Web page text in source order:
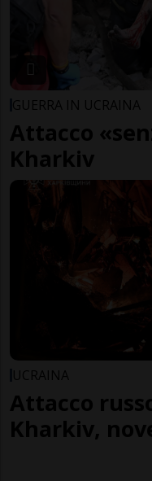
GUERRA IN UCRAINA
Attacco
Kharkiv
UCRAINA
Attacco
Kharkiv,